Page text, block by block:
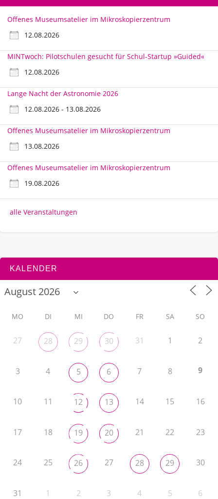
Offenes Museumsatelier im Mikroskopierzentrum
12.08.2026
MINTwoch: Pilotschulen gesucht für Schul-Startup »Guided«
12.08.2026
Lange Nacht der Astronomie 2026
12.08.2026 - 13.08.2026
Offenes Museumsatelier im Mikroskopierzentrum
13.08.2026
Offenes Museumsatelier im Mikroskopierzentrum
19.08.2026
alle Veranstaltungen
KALENDER
MO DI MI DO FR SA SO
27 28 29 30 31 1 2
3 4 5 6 7 8 9
10 11 12 13 14 15 16
17 18 19 20 21 22 23
24 25 26 27 28 29 30
31 1 2 3 4 5 6